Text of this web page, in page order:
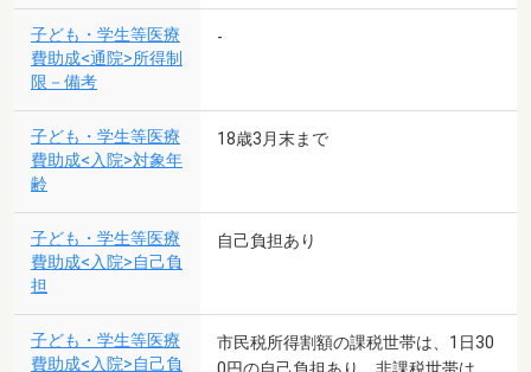
子ども・学生等医療
費助成<通院>所得制
限－備考
-
子ども・学生等医療
費助成<入院>対象年
齢
18歳3月末まで
子ども・学生等医療
費助成<入院>自己負
担
自己負担あり
子ども・学生等医療
費助成<入院>自己負
市民税所得割額の課税世帯は、1日30